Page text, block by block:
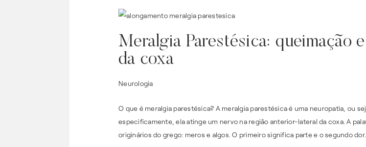
Meralgia Parestésica: queimação
da coxa
Neurologia
O que é meralgia parestésica? A meralgia parestésica é uma neuropatia, ou
especificamente, ela atinge um nervo na região anterior-lateral da coxa. A
originários do grego: meros e algos. O primeiro significa parte e o segundo